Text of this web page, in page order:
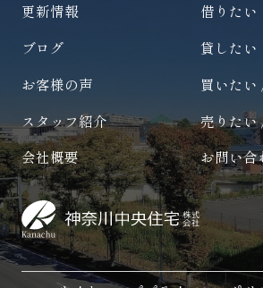
更新情報
借りたい
ブログ
貸したい
お客様の声
買いた
スタッフ紹介
売りたい
会社概要
お問い合